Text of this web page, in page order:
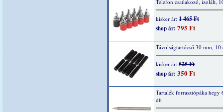
Telefon csatlakozó, izolált,
kisker ár: 1 465 Ft
shop ár: 795 Ft
Távolságtartócső 30 mm, 10
kisker ár: 525 Ft
shop ár: 350 Ft
Tartalék forrasztópáka hegy
db